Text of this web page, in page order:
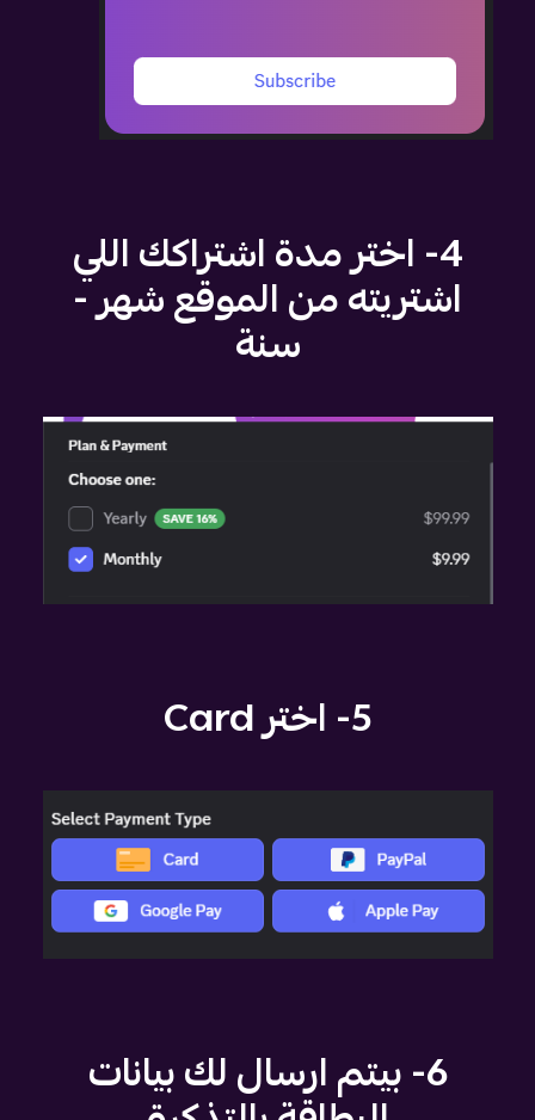
4- اختر مدة اشتراكك اللي
اشتريته من الموقع شهر -
سنة
5- اختر Card
6- بيتم ارسال لك بيانات